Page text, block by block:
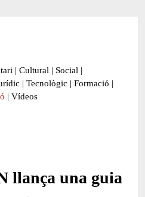
| Cultural | Social |
| Tecnològic | Formació |
| Vídeos
llança una guia